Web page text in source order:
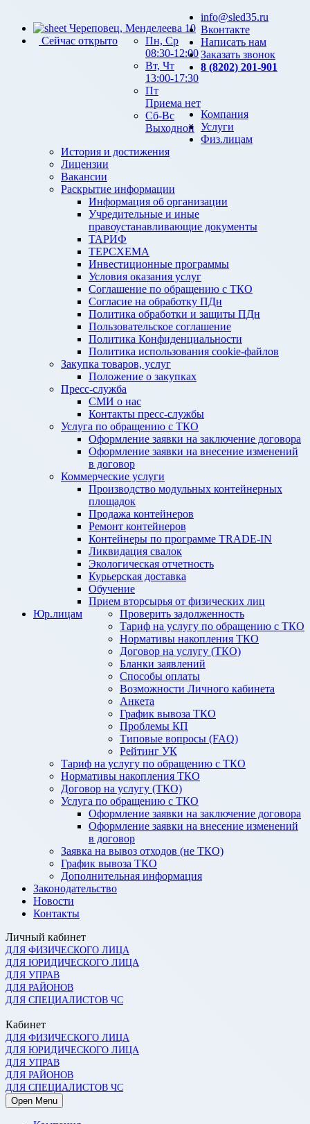
Череповец, Менделеева 10
Сейчас открыто
Пн, Ср
08:30-12:00
Вт, Чт
13:00-17:30
Пт
Приема нет
Сб-Вс
Выходной
info@sled35.ru
Вконтакте
Написать нам
Заказать звонок
8 (8202) 201-901
Компания
История и достижения
Лицензии
Вакансии
Раскрытие информации
Информация об организации
Учредительные и иные
правоустанавливающие документы
ТАРИФ
ТЕРСХЕМА
Инвестиционные программы
Условия оказания услуг
Соглашение по обращению с ТКО
Согласие на обработку ПДн
Политика обработки и защиты ПДн
Пользовательское соглашение
Политика Конфиденциальности
Политика использования cookie-файлов
Закупка товаров, услуг
Положение о закупках
Пресс-служба
СМИ о нас
Контакты пресс-службы
Услуги
Услуга по обращению с ТКО
Оформление заявки на заключение договора
Оформление заявки на внесение изменений
в договор
Коммерческие услуги
Производство модульных контейнерных
площадок
Продажа контейнеров
Ремонт контейнеров
Контейнеры по программе TRADE-IN
Ликвидация свалок
Экологическая отчетность
Курьерская доставка
Обучение
Прием вторсырья от физических лиц
Физ.лицам
Проверить задолженность
Тариф на услугу по обращению с ТКО
Нормативы накопления ТКО
Договор на услугу (ТКО)
Бланки заявлений
Способы оплаты
Возможности Личного кабинета
Анкета
График вывоза ТКО
Проблемы КП
Типовые вопросы (FAQ)
Рейтинг УК
Юр.лицам
Тариф на услугу по обращению с ТКО
Нормативы накопления ТКО
Договор на услугу (ТКО)
Услуга по обращению с ТКО
Оформление заявки на заключение договора
Оформление заявки на внесение изменений
в договор
Заявка на вывоз отходов (не ТКО)
График вывоза ТКО
Дополнительная информация
Законодательство
Новости
Контакты
Личный кабинет
ДЛЯ ФИЗИЧЕСКОГО ЛИЦА
ДЛЯ ЮРИДИЧЕСКОГО ЛИЦА
ДЛЯ УПРАВ
ДЛЯ РАЙОНОВ
ДЛЯ СПЕЦИАЛИСТОВ ЧС
Кабинет
ДЛЯ ФИЗИЧЕСКОГО ЛИЦА
ДЛЯ ЮРИДИЧЕСКОГО ЛИЦА
ДЛЯ УПРАВ
ДЛЯ РАЙОНОВ
ДЛЯ СПЕЦИАЛИСТОВ ЧС
Open Menu